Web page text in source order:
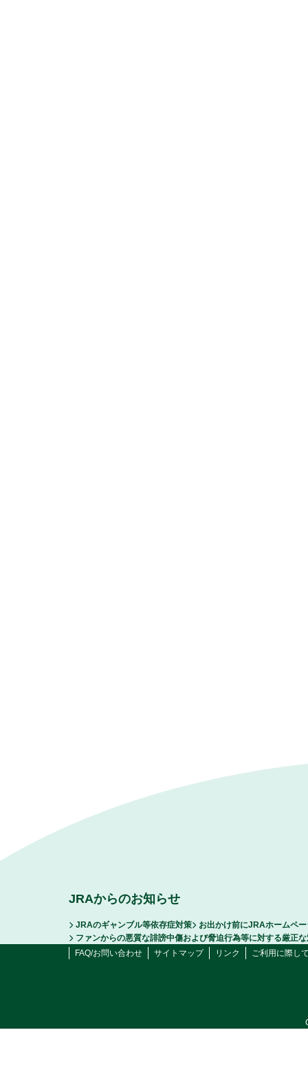
JRAからのお知らせ
JRAのギャンブル等依存症対策
お出かけ前にJRAホームペ
ファンからの悪質な誹謗中傷および脅迫行為等に対する厳正
FAQ/お問い合わせ
サイトマップ リンク ご利用に際し